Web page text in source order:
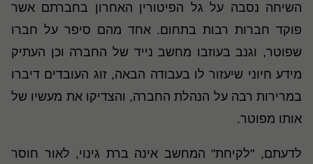
השיחה נסבה על גל הפיטורין האחרון בחברתם אשר
פוקד חברות רבות בתחום. אחד מהם סיפר על חברו
שפוטר, וגנב בעוזבו מחשב נייד של החברה וכן העתיק
מידע חיוני שיעזור לו בעבודה הבאה, זוג העובדים דיברו
במרירות רבה על הנהלת החברה, והצדיקו את מעשיו של
אותו מפוטר.
לדעתם, "לקיחת" המחשב אינה ברת גינוי, לאור חוסר